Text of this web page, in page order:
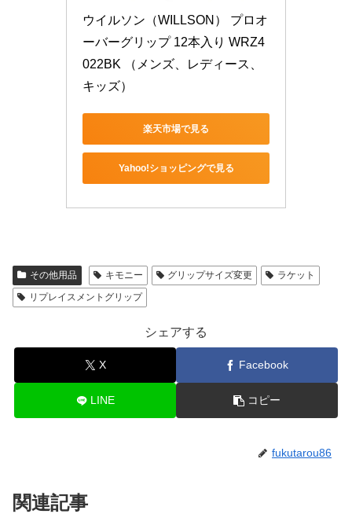
ウイルソン（WILLSON） プロオ
ーバーグリップ 12本入り WRZ4
022BK （メンズ、レディース、
キッズ）
楽天市場で見る
Yahoo!ショッピングで見る
その他用品 キモニー グリップサイズ変更
ラケット
リプレイスメントグリップ
シェアする
X Facebook
LINE コピー
fukutarou86
関連記事